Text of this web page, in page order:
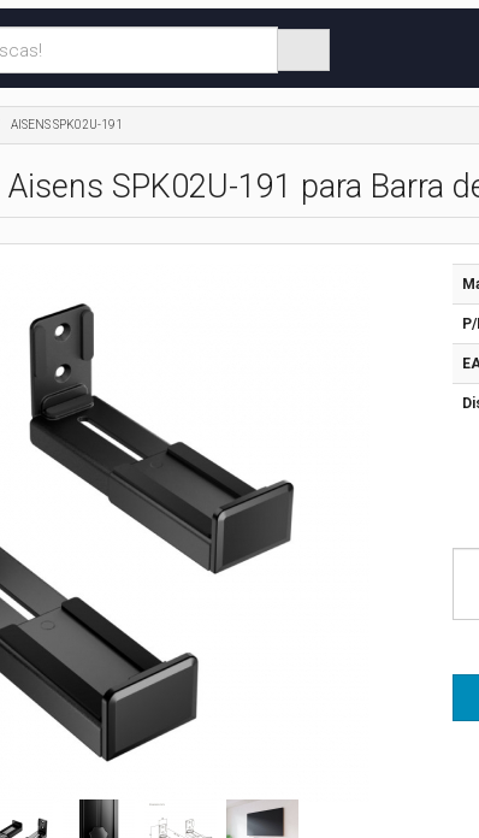
AISENS SPK02U-191
SPK02U-191 para Barra